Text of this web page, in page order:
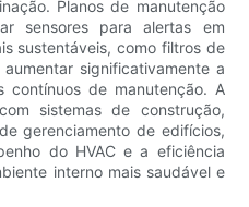
Planos de manutenção
sensores para alertas em
sustentáveis, como filtros de
significativamente a
contínuos de manutenção. A
sistemas de construção,
gerenciamento de edifícios,
do HVAC e a eficiência
interno mais saudável e